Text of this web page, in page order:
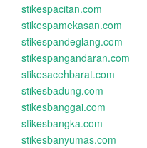
stikespacitan.com
stikespamekasan.com
stikespandeglang.com
stikespangandaran.com
stikesacehbarat.com
stikesbadung.com
stikesbanggai.com
stikesbangka.com
stikesbanyumas.com